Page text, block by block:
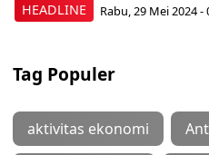
HEADLINE Rabu, 29 Mei 2024 -
Tag Populer
aktivitas ekonomi